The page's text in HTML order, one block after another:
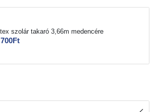
szolár takaró 3,66m medencére